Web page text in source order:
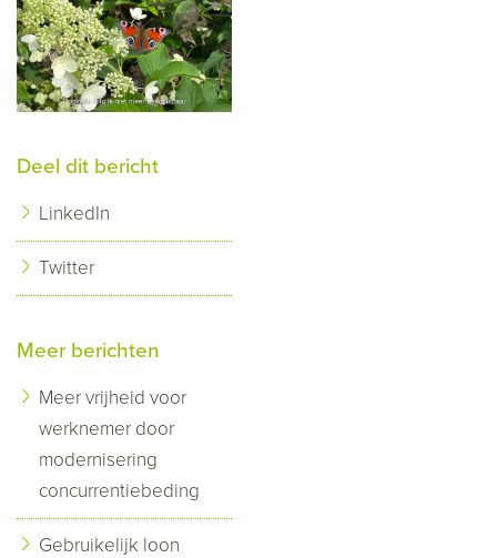
Deel dit bericht
LinkedIn
Twitter
Meer berichten
Meer vrijheid voor
werknemer door
modernisering
concurrentiebeding
Gebruikelijk loon